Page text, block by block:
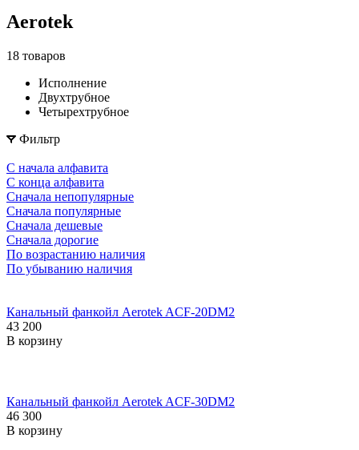
Aerotek
18 товаров
Исполнение
Двухтрубное
Четырехтрубное
Фильтр
С начала алфавита
С конца алфавита
Сначала непопулярные
Сначала популярные
Сначала дешевые
Сначала дорогие
По возрастанию наличия
По убыванию наличия
Канальный фанкойл Aerotek ACF-20DM2
43 200
В корзину
Канальный фанкойл Aerotek ACF-30DM2
46 300
В корзину